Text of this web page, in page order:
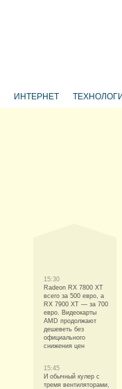
ИНТЕРНЕТ
15:30
Radeon RX 7800 XT
всего за 500 евро, а
RX 7900 XT — за 700
евро. Видеокарты
AMD продолжают
дешеветь без
официального
снижения цен
15:45
И обычный кулер с
тремя вентиляторами,